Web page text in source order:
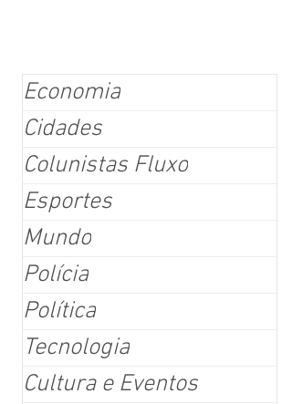
Economia
Cidades
Colunistas Fluxo
Esportes
Mundo
Polícia
Política
Tecnologia
Cultura e Eventos